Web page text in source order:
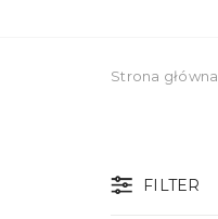
Strona główna
FILTER